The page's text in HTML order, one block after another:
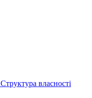
Структура власності